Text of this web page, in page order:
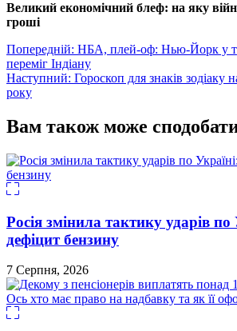
Великий економічний блеф: на яку
гроші
Навігація
записів
Попередній: НБА, плей-оф: Нью-Йорк у
переміг Індіану
Наступний: Гороскоп для знаків зодіаку
року
Вам також може
Росія змінила тактику ударів по
дефіцит бензину
7 Серпня, 2026